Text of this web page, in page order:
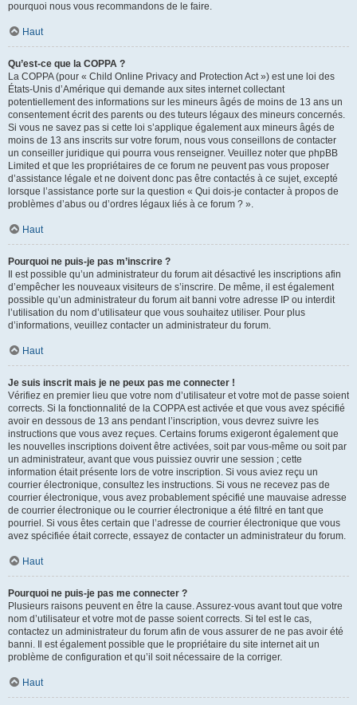
pourquoi nous vous recommandons de le faire.
Haut
Qu’est-ce que la COPPA ?
La COPPA (pour « Child Online Privacy and Protection Act ») est une loi des
États-Unis d’Amérique qui demande aux sites internet collectant
potentiellement des informations sur les mineurs âgés de moins de 13 ans un
consentement écrit des parents ou des tuteurs légaux des mineurs concernés.
Si vous ne savez pas si cette loi s’applique également aux mineurs âgés de
moins de 13 ans inscrits sur votre forum, nous vous conseillons de contacter
un conseiller juridique qui pourra vous renseigner. Veuillez noter que phpBB
Limited et que les propriétaires de ce forum ne peuvent pas vous proposer
d’assistance légale et ne doivent donc pas être contactés à ce sujet, excepté
lorsque l’assistance porte sur la question « Qui dois-je contacter à propos de
problèmes d’abus ou d’ordres légaux liés à ce forum ? ».
Haut
Pourquoi ne puis-je pas m’inscrire ?
Il est possible qu’un administrateur du forum ait désactivé les inscriptions afin
d’empêcher les nouveaux visiteurs de s’inscrire. De même, il est également
possible qu’un administrateur du forum ait banni votre adresse IP ou interdit
l’utilisation du nom d’utilisateur que vous souhaitez utiliser. Pour plus
d’informations, veuillez contacter un administrateur du forum.
Haut
Je suis inscrit mais je ne peux pas me connecter !
Vérifiez en premier lieu que votre nom d’utilisateur et votre mot de passe soient
corrects. Si la fonctionnalité de la COPPA est activée et que vous avez spécifié
avoir en dessous de 13 ans pendant l’inscription, vous devrez suivre les
instructions que vous avez reçues. Certains forums exigeront également que
les nouvelles inscriptions doivent être activées, soit par vous-même ou soit par
un administrateur, avant que vous puissiez ouvrir une session ; cette
information était présente lors de votre inscription. Si vous aviez reçu un
courrier électronique, consultez les instructions. Si vous ne recevez pas de
courrier électronique, vous avez probablement spécifié une mauvaise adresse
de courrier électronique ou le courrier électronique a été filtré en tant que
pourriel. Si vous êtes certain que l’adresse de courrier électronique que vous
avez spécifiée était correcte, essayez de contacter un administrateur du forum.
Haut
Pourquoi ne puis-je pas me connecter ?
Plusieurs raisons peuvent en être la cause. Assurez-vous avant tout que votre
nom d’utilisateur et votre mot de passe soient corrects. Si tel est le cas,
contactez un administrateur du forum afin de vous assurer de ne pas avoir été
banni. Il est également possible que le propriétaire du site internet ait un
problème de configuration et qu’il soit nécessaire de la corriger.
Haut